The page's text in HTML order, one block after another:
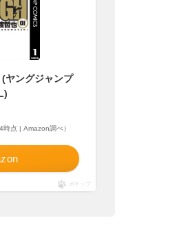
ングジャンプ
点 | Amazon調べ）
ポチップ